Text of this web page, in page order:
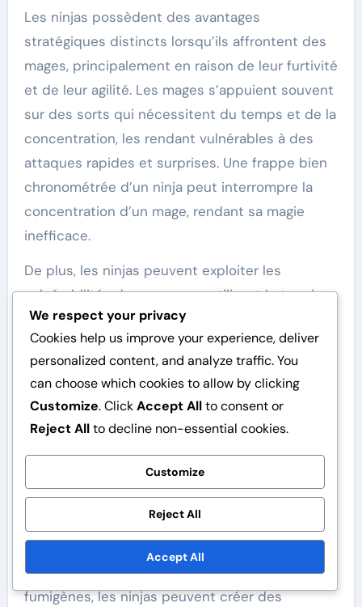
Les ninjas possèdent des avantages
stratégiques distincts lorsqu’ils affrontent des
mages, principalement en raison de leur furtivité
et de leur agilité. Les mages s’appuient souvent
sur des sorts qui nécessitent du temps et de la
concentration, les rendant vulnérables à des
attaques rapides et surprises. Une frappe bien
chronométrée d’un ninja peut interrompre la
concentration d’un mage, rendant sa magie
inefficace.
De plus, les ninjas peuvent exploiter les
vulnérabilités des mages en utilisant le terrain
et les éléments environnementaux à leur
avantage. Par exemple, ils peuvent se cacher
dans les ombres ou utiliser des bombes
fumigènes pour obscurcir la vision, leur
permettant de réduire la distance sans être
détectés. Cette adaptabilité est cruciale pour
contrer la puissance magique d’un mage.
La gestion des ressources est également vitale
dans les stratégies ninja contre les mages. En
utilisant efficacement des ressources limitées
comme des shurikens ou des bombes
fumigènes, les ninjas peuvent créer des
We respect your privacy
Cookies help us improve your experience, deliver
personalized content, and analyze traffic. You
can choose which cookies to allow by clicking
Customize. ClickAccept Allto consent or
Reject Allto decline non-essential cookies.
Customize
Reject All
Accept All